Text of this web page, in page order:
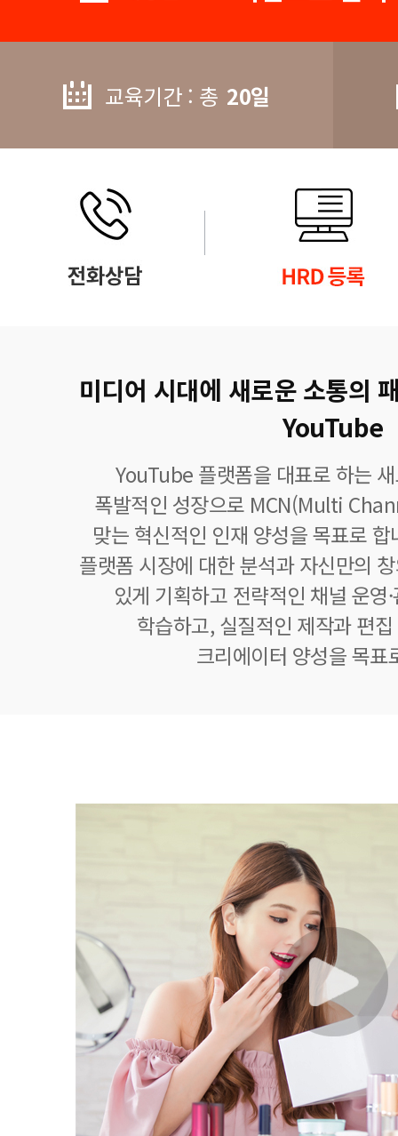
교육기간 : 총 20일
미디어 시대에 새로운 소통의
YouTube
YouTube 플랫폼을 대표로 하는
폭발적인 성장으로 MCN(Multi
맞는 혁신적인 인재 양성을 목표로
플랫폼 시장에 대한 분석과 자신만의
있게 기획하고 전략적인 채널 운영
학습하고, 실질적인 제작과 편
크리에이터 양성을 목표